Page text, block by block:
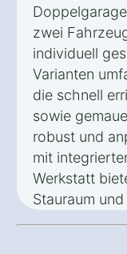
zwei
individuell
Varianten
die schnell
sowie
robust und
mit
Werkstatt
Stauraum